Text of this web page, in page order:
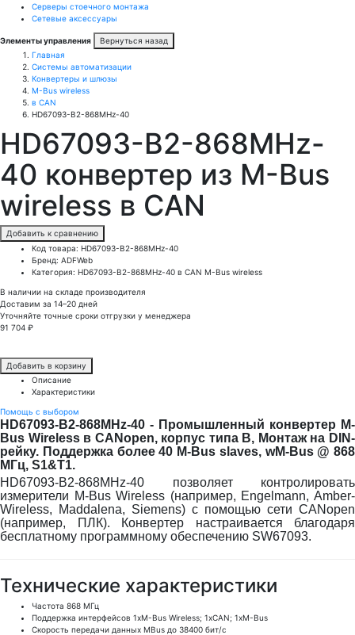
Серверы стоечного монтажа
Сетевые аксессуары
Элементы управления
Вернуться назад
Главная
Системы автоматизации
Конвертеры и шлюзы
M-Bus wireless
в CAN
HD67093-B2-868MHz-40
HD67093-B2-868MHz-
40 конвертер из M-Bus
wireless в CAN
Добавить к сравнению
Код товара: HD67093-B2-868MHz-40
Бренд: ADFWeb
Категория: HD67093-B2-868MHz-40 в CAN M-Bus wireless
В наличии на складе производителя
Доставим за 14–20 дней
Уточняйте точные сроки отгрузки у менеджера
91 704 ₽
Добавить в корзину
Описание
Характеристики
Помощь с выбором
HD67093-B2-868MHz-40 - Промышленный конвертер M-
Bus Wireless в CANopen, корпус типа B, Монтаж на DIN-
рейку. Поддержка более 40 M-Bus slaves, wM-Bus @ 868
МГц, S1&T1.
HD67093-B2-868MHz-40 позволяет контролировать
измерители M-Bus Wireless (например, Engelmann, Amber-
Wireless, Maddalena, Siemens) с помощью сети CANopen
(например, ПЛК). Конвертер настраивается благодаря
бесплатному программному обеспечению SW67093.
Технические характеристики
Частота 868 МГц
Поддержка интерфейсов 1xM-Bus Wireless; 1xCAN; 1xM-Bus
Скорость передачи данных MBus до 38400 бит/с